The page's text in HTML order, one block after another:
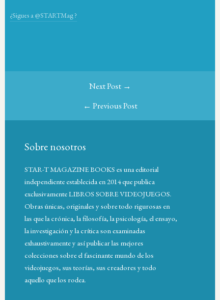
¿Sigues a @STARTMag ?
Next Post →
← Previous Post
Sobre nosotros
STAR-T MAGAZINE BOOKS es una editorial
independiente establecida en 2014 que publica
exclusivamente LIBROS SOBRE VIDEOJUEGOS.
Obras únicas, originales y sobre todo rigurosas en
las que la crónica, la filosofía, la psicología, el ensayo,
la investigación y la crítica son examinadas
exhaustivamente y así publicar las mejores
colecciones sobre el fascinante mundo de los
videojuegos, sus teorías, sus creadores y todo
aquello que los rodea.